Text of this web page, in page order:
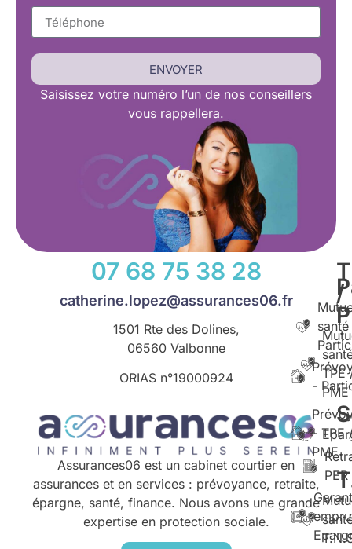
ENVOYER
Saisissez votre numéro l’un de nos conseillers
vous rappellera.
07 68 75 38 28
catherine.lopez@assurances06.fr
1501 Rte des Dolines,
06560 Valbonne
ORIAS n°19000924
Assurances06 est un cabinet courtier en
assurances et en services : prévoyance, retraite,
épargne, santé, finance. Nous avons une grande
expertise en protection sociale.
/
TPE
PME
- TPE
PME
-
PER